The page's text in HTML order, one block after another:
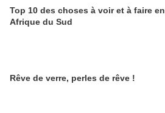
Top 10 des choses à voir et à faire en
Afrique du Sud
Rêve de verre, perles de rêve !